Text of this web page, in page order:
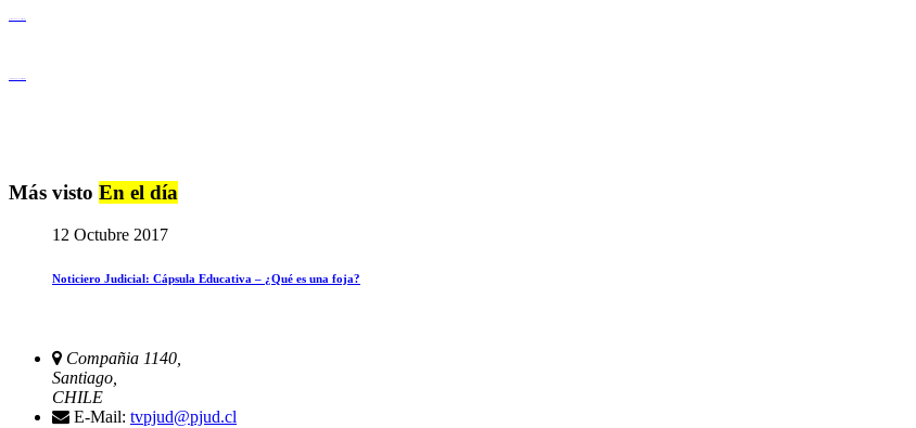
Más visto En el día
12 Octubre 2017
Noticiero Judicial: Cápsula Educativa – ¿Qué es una foja?
Compañia 1140,
Santiago,
CHILE
E-Mail: tvpjud@pjud.cl